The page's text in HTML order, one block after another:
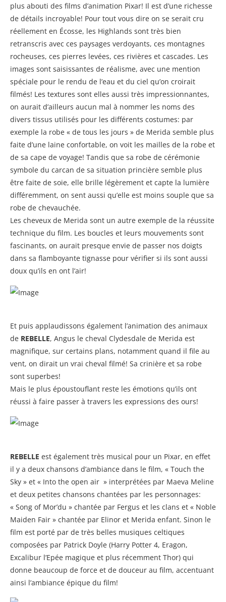
plus abouti des films d’animation Pixar! Il est d’une richesse
de détails incroyable! Pour tout vous dire on se serait cru
réellement en Écosse, les Highlands sont très bien
retranscris avec ces paysages verdoyants, ces montagnes
rocheuses, ces pierres levées, ces rivières et cascades. Les
images sont saisissantes de réalisme, avec une mention
spéciale pour le rendu de l’eau et du ciel qu’on croirait
filmés! Les textures sont elles aussi très impressionnantes,
on aurait d’ailleurs aucun mal à nommer les noms des
divers tissus utilisés pour les différents costumes: par
exemple la robe « de tous les jours » de Merida semble plus
faite d’une laine confortable, on voit les mailles de la robe et
de sa cape de voyage! Tandis que sa robe de cérémonie
symbole du carcan de sa situation princière semble plus
être faite de soie, elle brille légèrement et capte la lumière
différemment, on sent aussi qu’elle est moins souple que sa
robe de chevauchée.
Les cheveux de Merida sont un autre exemple de la réussite
technique du film. Les boucles et leurs mouvements sont
fascinants, on aurait presque envie de passer nos doigts
dans sa flamboyante tignasse pour vérifier si ils sont aussi
doux qu’ils en ont l’air!
Et puis applaudissons également l’animation des animaux
de REBELLE, Angus le cheval Clydesdale de Merida est
magnifique, sur certains plans, notamment quand il file au
vent, on dirait un vrai cheval filmé! Sa crinière et sa robe
sont superbes!
Mais le plus époustouflant reste les émotions qu’ils ont
réussi à faire passer à travers les expressions des ours!
REBELLE est également très musical pour un Pixar, en effet
il y a deux chansons d’ambiance dans le film, « Touch the
Sky » et « Into the open air » interprétées par Maeva Meline
et deux petites chansons chantées par les personnages:
« Song of Mor’du » chantée par Fergus et les clans et « Noble
Maiden Fair » chantée par Elinor et Merida enfant. Sinon le
film est porté par de très belles musiques celtiques
composées par Patrick Doyle (Harry Potter 4, Eragon,
Excalibur l’Epée magique et plus récemment Thor) qui
donne beaucoup de force et de douceur au film, accentuant
ainsi l’ambiance épique du film!